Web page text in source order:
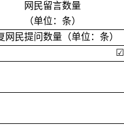
网民留言数量
（单位：条）
网民提问数量（单位：条）
☑